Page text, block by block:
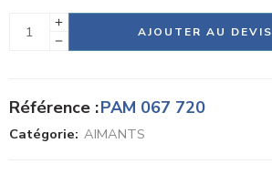
AJOUTER AU DEVIS
Alternative:
Référence :PAM 067 720
Catégorie: AIMANTS